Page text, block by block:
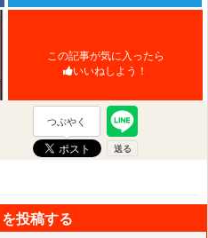
この記事が気に入ったら
いいねしよう！
つぶやく
投稿する